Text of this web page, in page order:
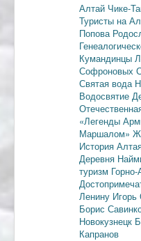
Алтай Чике-
Туристы на
Попова
Кумандинцы
Софроновых
Святая вода
Водосвятие
«Легенды
Маршалом»
История
Деревня
туризм
Ленину Игорь
Борис
Новокузнецк
Капранов